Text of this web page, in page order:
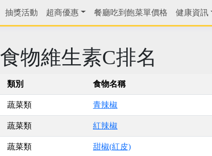
抽獎活動 超商優惠 餐廳吃到飽菜單價格 健康資訊
物維生素C排名
類別 食物名稱
蔬菜類 青辣椒
蔬菜類 紅辣椒
蔬菜類 甜椒(紅皮)